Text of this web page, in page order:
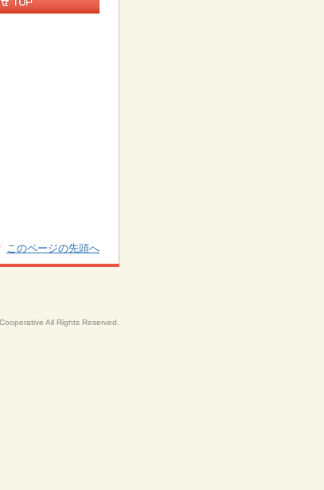
このページの先頭へ
All Rights Reserved.